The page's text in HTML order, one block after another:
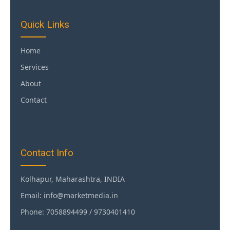
Quick Links
Home
Services
About
Contact
Contact Info
Kolhapur, Maharashtra, INDIA
Email: info@marketmedia.in
Phone: 7058894499 / 9730401410